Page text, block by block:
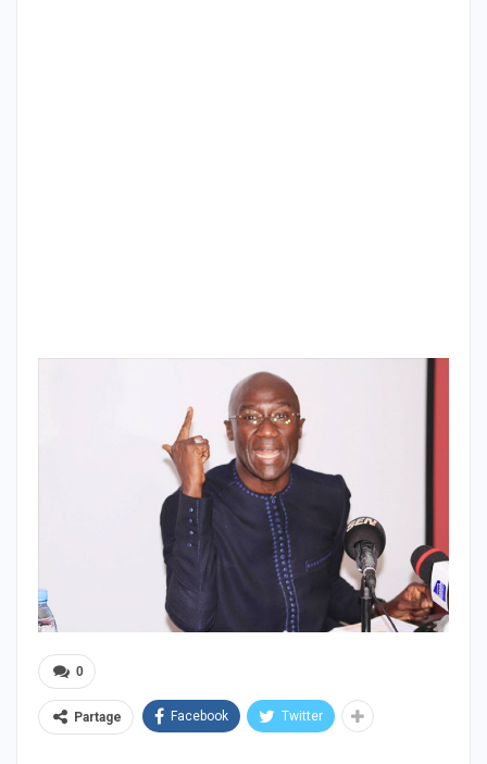
0
Partage Facebook Twitter